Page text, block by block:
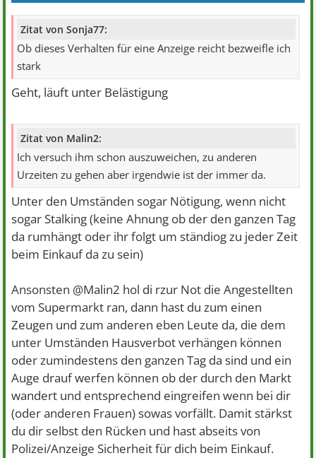
Zitat von Sonja77:
Ob dieses Verhalten für eine Anzeige reicht bezweifle ich
stark
Geht, läuft unter Belästigung
Zitat von Malin2:
Ich versuch ihm schon auszuweichen, zu anderen
Urzeiten zu gehen aber irgendwie ist der immer da.
Unter den Umständen sogar Nötigung, wenn nicht
sogar Stalking (keine Ahnung ob der den ganzen Tag
da rumhängt oder ihr folgt um ständiog zu jeder Zeit
beim Einkauf da zu sein)
Ansonsten @Malin2 hol di rzur Not die Angestellten
vom Supermarkt ran, dann hast du zum einen
Zeugen und zum anderen eben Leute da, die dem
unter Umständen Hausverbot verhängen können
oder zumindestens den ganzen Tag da sind und ein
Auge drauf werfen können ob der durch den Markt
wandert und entsprechend eingreifen wenn bei dir
(oder anderen Frauen) sowas vorfällt. Damit stärkst
du dir selbst den Rücken und hast abseits von
Polizei/Anzeige Sicherheit für dich beim Einkauf.